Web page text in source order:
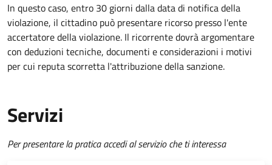
In questo caso, entro 30 giorni dalla data di notifica della
violazione, il cittadino può presentare ricorso presso l'ente
accertatore della violazione. Il ricorrente dovrà argomentare
con deduzioni tecniche, documenti e considerazioni i motivi
per cui reputa scorretta l'attribuzione della sanzione.
Servizi
Per presentare la pratica accedi al servizio che ti interessa